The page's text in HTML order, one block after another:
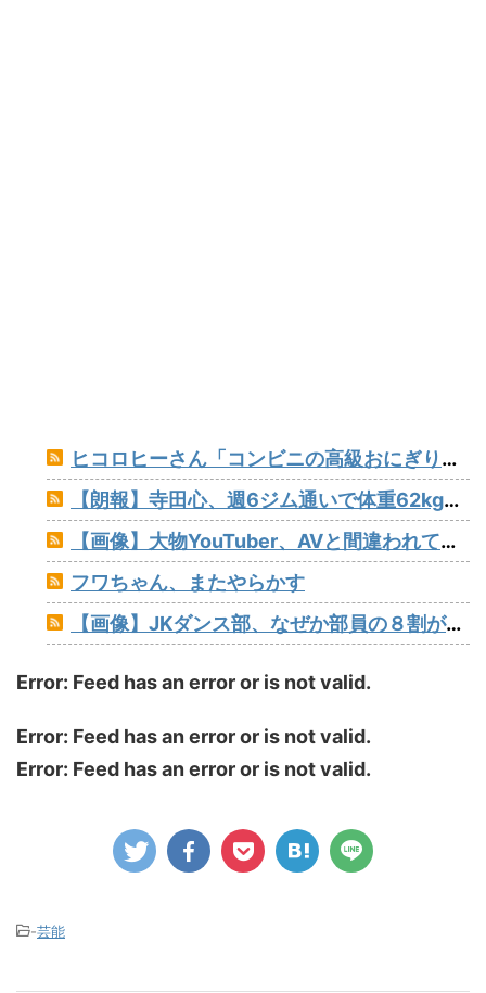
ヒコロヒーさん「コンビニの高級おにぎりが170円とか絶対買わない」とか薄すぎるトークをかましてしまう
【朗報】寺田心、週6ジム通いで体重62kg→82kgに 110kgのベンチプレス持ち上げる姿披露（画像あり）
【画像】大物YouTuber、AVと間違われて海外でバズるwww
フワちゃん、またやらかす
【画像】JKダンス部、なぜか部員の８割がﾃﾞｶﾊﾟｲwww
Error: Feed has an error or is not valid.
Error: Feed has an error or is not valid.
Error: Feed has an error or is not valid.
-芸能